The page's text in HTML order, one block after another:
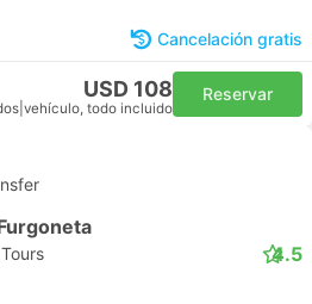
Cancelación gratis
USD 108
vehículo, todo incluido
Reservar
4.5